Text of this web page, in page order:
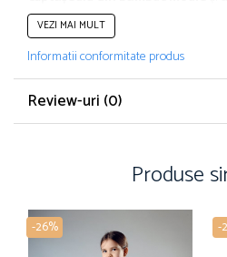
de la spate, adaugă un nivel
funcționalitate.
Croiala rochițeiestecomodă,
ușurință.Buzunarele funcționale sunt
micuțelor să-și țină lucrurile preferate
Indiferent dacă este vorba de
sauparticiparea
alegere minunată.
VEZI MAI MULT
Informatii conformitate produs
Review-uri (0)
Produse
-26% -